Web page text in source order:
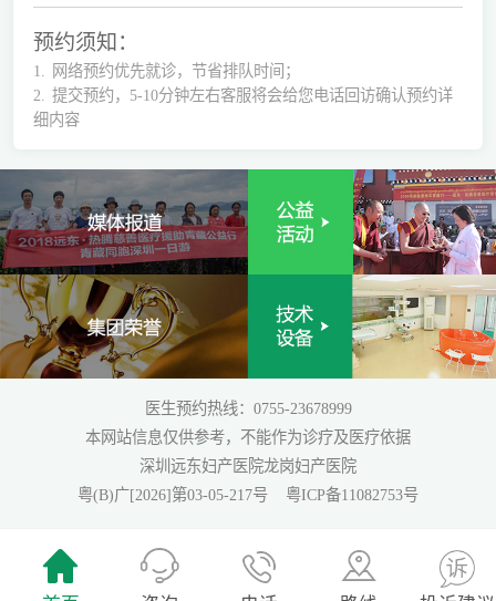
预约须知：
1.
网络预约优先就诊，节省排队时间；
2.
提交预约，5-10分钟左右客服将会给您电话回访确认预约详
细内容
医生预约热线：0755-23678999
本网站信息仅供参考，不能作为诊疗及医疗依据
深圳远东妇产医院龙岗妇产医院
粤(B)广[2026]第03-05-217号
粤ICP备11082753号